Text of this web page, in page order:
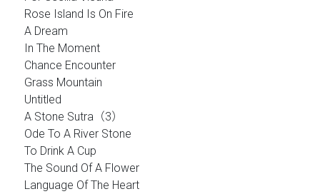
Rose Island Is On Fire
A Dream
In The Moment
Chance Encounter
Grass Mountain
Untitled
A Stone Sutra（3）
Ode To A River Stone
To Drink A Cup
The Sound Of A Flower
Language Of The Heart